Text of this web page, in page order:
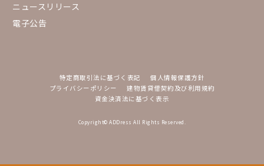
ニュースリリース
電子公告
特定商取引法に基づく表記
個人情報保護方針
プライバシーポリシー
建物賃貸借契約及び利用規約
資金決済法に基づく表示
Copyright© ADDress All Rights Reserved.